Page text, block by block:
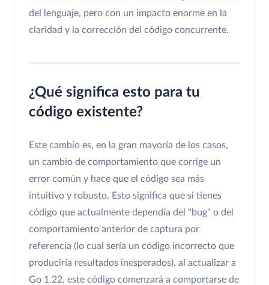
del lenguaje, pero con un impacto enorme en la
claridad y la corrección del código concurrente.
¿Qué significa esto para tu
código existente?
Este cambio es, en la gran mayoría de los casos,
un cambio de comportamiento que corrige un
error común y hace que el código sea más
intuitivo y robusto. Esto significa que si tienes
código que actualmente dependía del "bug" o del
comportamiento anterior de captura por
referencia (lo cual sería un código incorrecto que
produciría resultados inesperados), al actualizar a
Go 1.22, este código comenzará a comportarse de